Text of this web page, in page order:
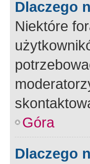
Dlaczego
Niektóre
Góra
Dlaczego